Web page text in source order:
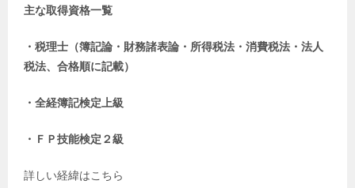
主な取得資格一覧
・税理士（簿記論・財務諸表論・所得税法・消費税法・法人
税法、合格順に記載）
・全経簿記検定上級
・ＦＰ技能検定２級
詳しい経緯はこちら